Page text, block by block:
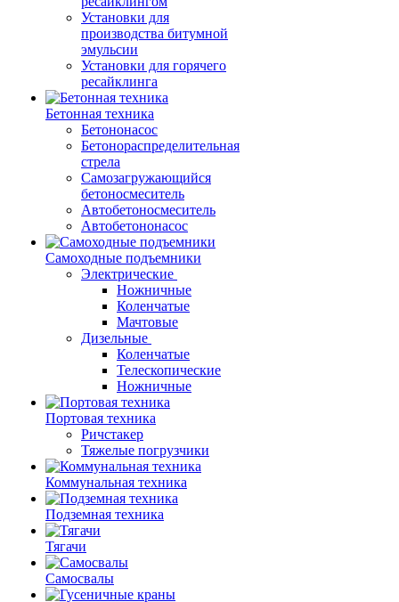
Установки для
производства битумной
эмульсии
Установки для горячего
ресайклинга
Бетонная техника
Бетононасос
Бетонораспределительная
стрела
Самозагружающийся
бетоносмеситель
Автобетоносмеситель
Автобетононасос
Самоходные подъемники
Электрические
Ножничные
Коленчатые
Мачтовые
Дизельные
Коленчатые
Телескопические
Ножничные
Портовая техника
Ричстакер
Тяжелые погрузчики
Коммунальная техника
Подземная техника
Тягачи
Самосвалы